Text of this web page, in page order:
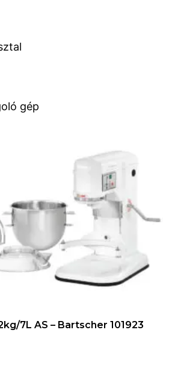
gép
7L AS – Bartscher 101923